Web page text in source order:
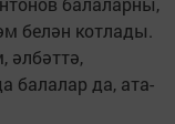
белән котлады.
әлбәттә,
балалар да, ата-